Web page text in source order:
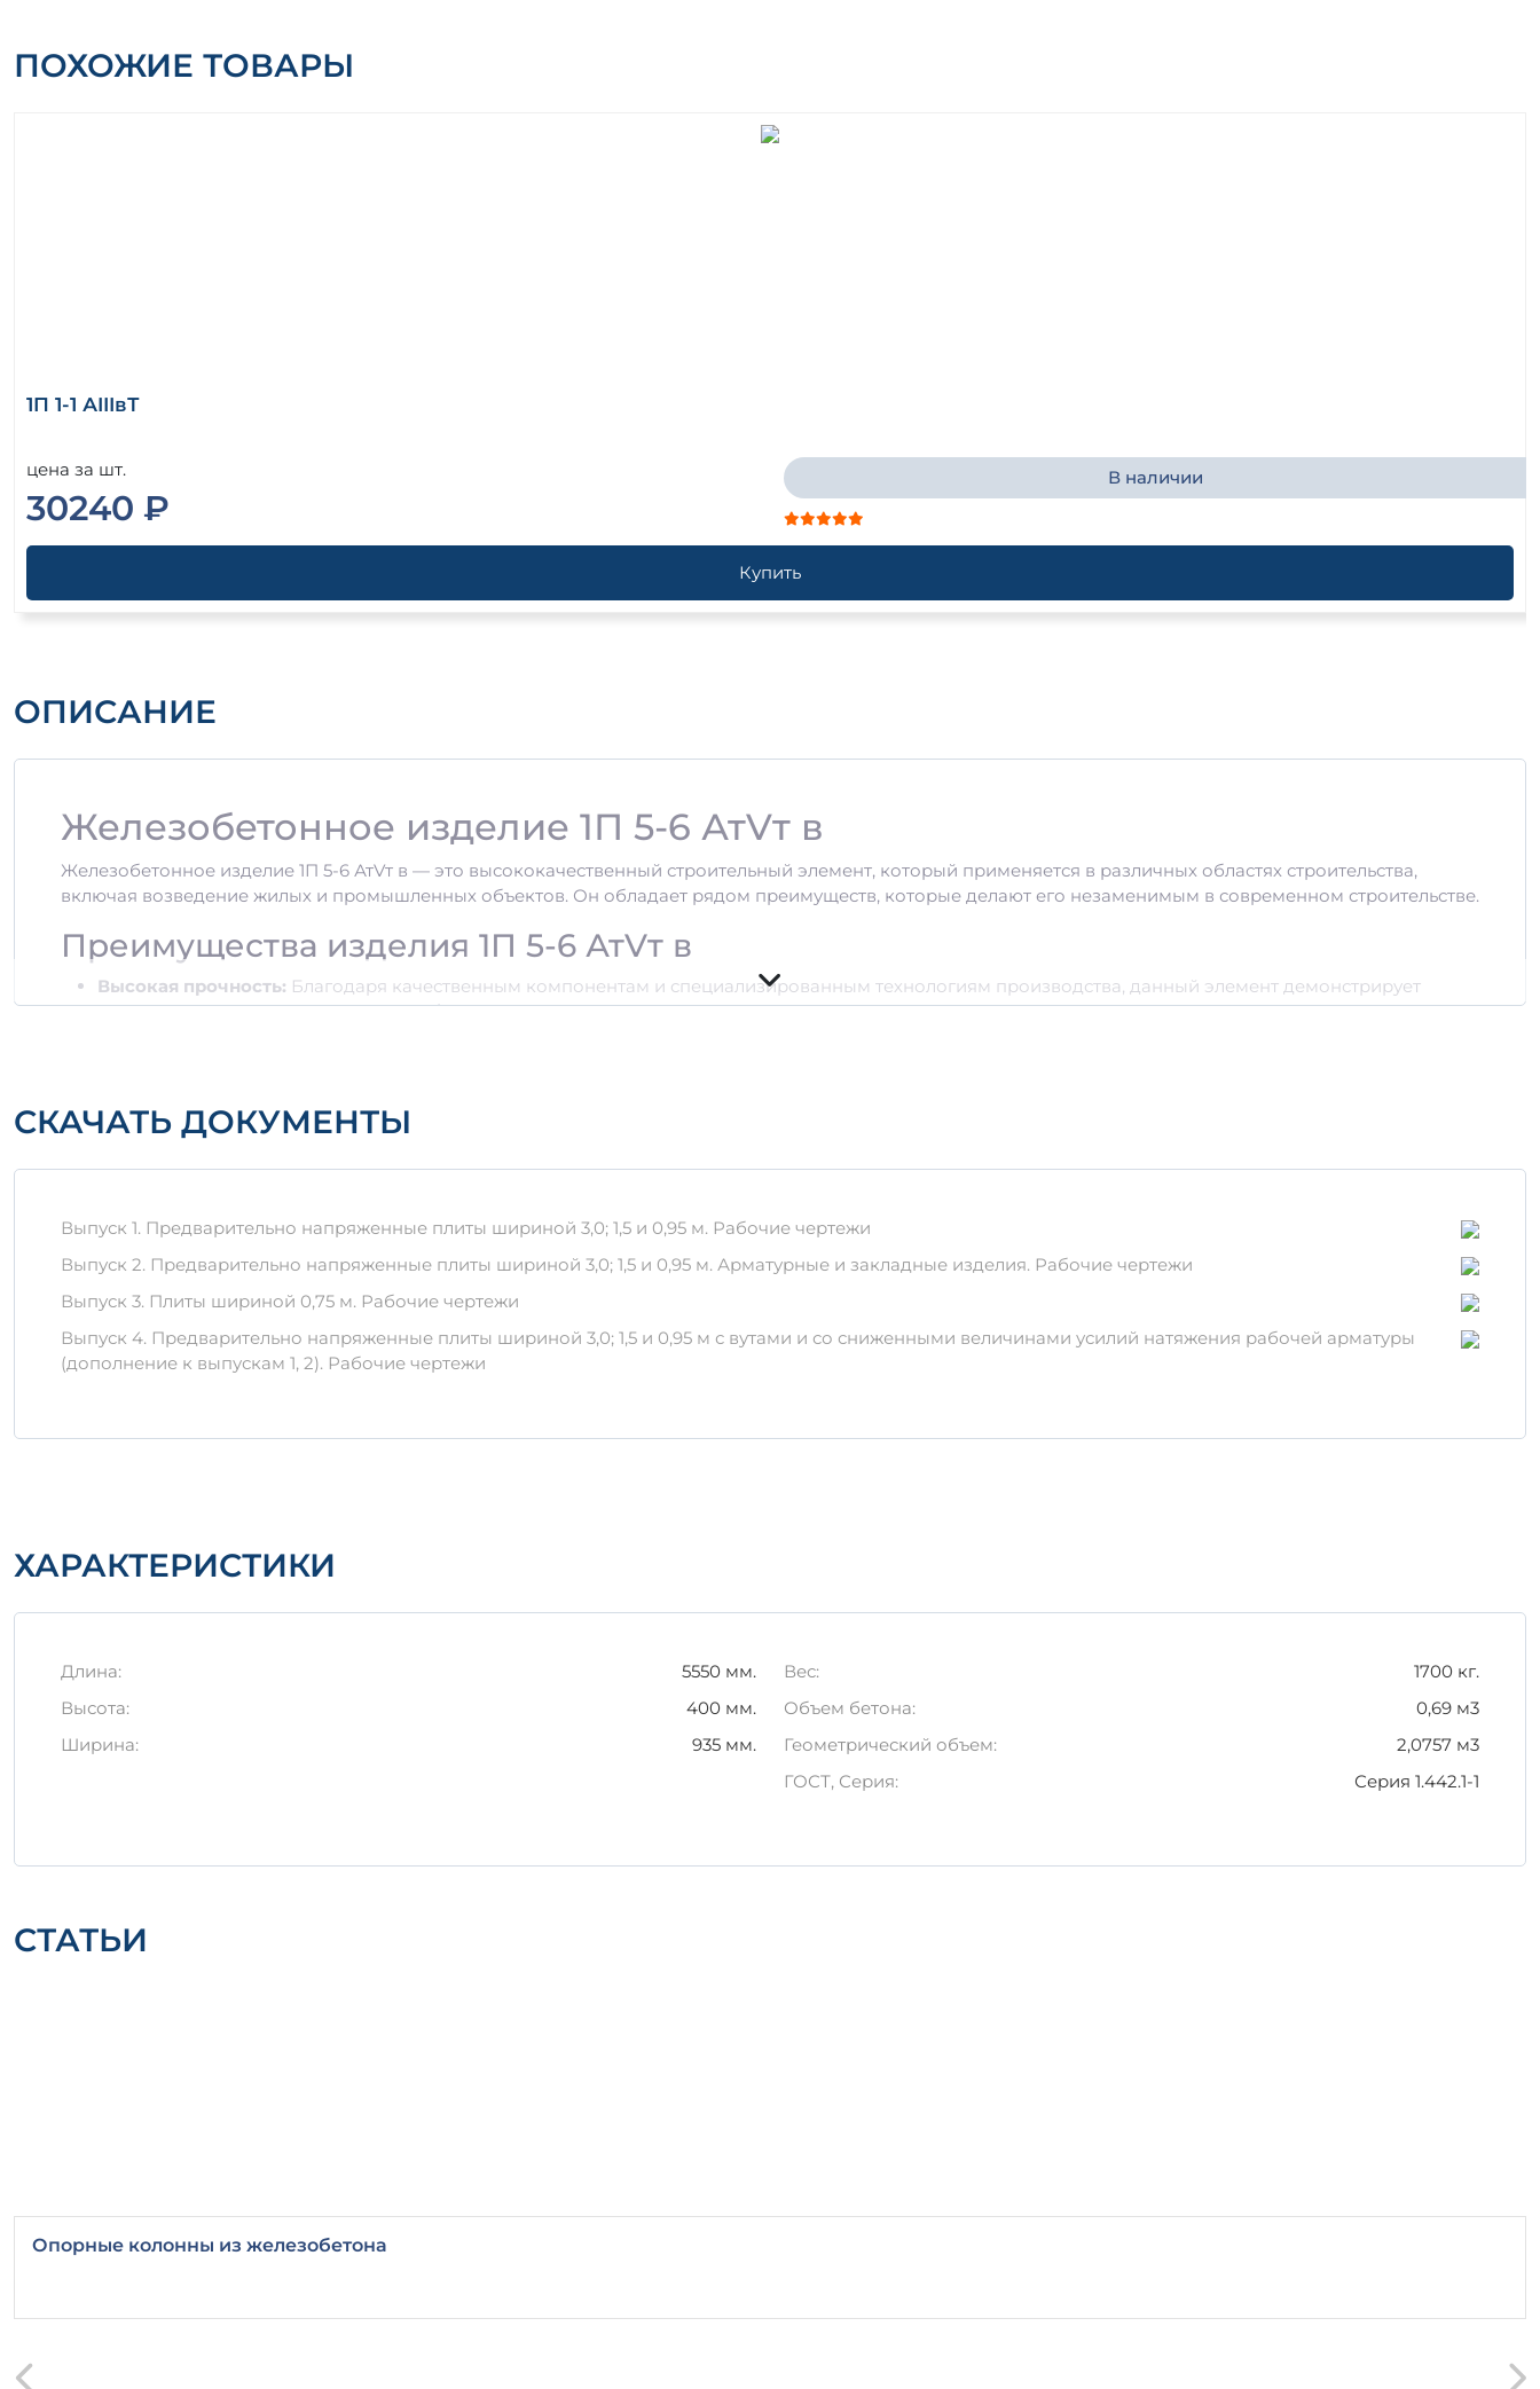
ПОХОЖИЕ ТОВАРЫ
1П 1-1 АIIIвТ
цена за шт.
30240 ₽
В наличии
Купить
ОПИСАНИЕ
Железобетонное изделие 1П 5-6 АтVт в
Железобетонное изделие 1П 5-6 АтVт в — это высококачественный строительный элемент, который применяется в различных областях строительства,
включая возведение жилых и промышленных объектов. Он обладает рядом преимуществ, которые делают его незаменимым в современном строительстве.
Преимущества изделия 1П 5-6 АтVт в
Высокая прочность: Благодаря качественным компонентам и специализированным технологиям производства, данный элемент демонстрирует
высокую прочность на сжатие и изгиб.
Материалы и производство
используются арматурные элементы, которые придают изделию дополнительную жесткость и устойчивость к внешним нагрузкам.
Хранение и транспортировка
Важно правильно хранить и транспортировать железобетонные изделия. Рекомендуется:
Сохранять изделия в вертикальном положении.
Защищать от воздействия агрессивных химических веществ.
Избегать механических повреждений во время транспортировки.
СКАЧАТЬ ДОКУМЕНТЫ
Выпуск 1. Предварительно напряженные плиты шириной 3,0; 1,5 и 0,95 м. Рабочие чертежи
Выпуск 2. Предварительно напряженные плиты шириной 3,0; 1,5 и 0,95 м. Арматурные и закладные изделия. Рабочие чертежи
Выпуск 3. Плиты шириной 0,75 м. Рабочие чертежи
Выпуск 4. Предварительно напряженные плиты шириной 3,0; 1,5 и 0,95 м с вутами и со сниженными величинами усилий натяжения рабочей арматуры
(дополнение к выпускам 1, 2). Рабочие чертежи
ХАРАКТЕРИСТИКИ
Длина:
5550 мм.
Высота:
400 мм.
Ширина:
935 мм.
Вес:
1700 кг.
Объем бетона:
0,69 м3
Геометрический объем:
2,0757 м3
ГОСТ, Серия:
Серия 1.442.1-1
СТАТЬИ
Опорные колонны из железобетона